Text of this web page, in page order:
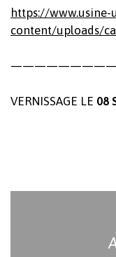
https://
content/uploads/
VERNISSAGE LE 08